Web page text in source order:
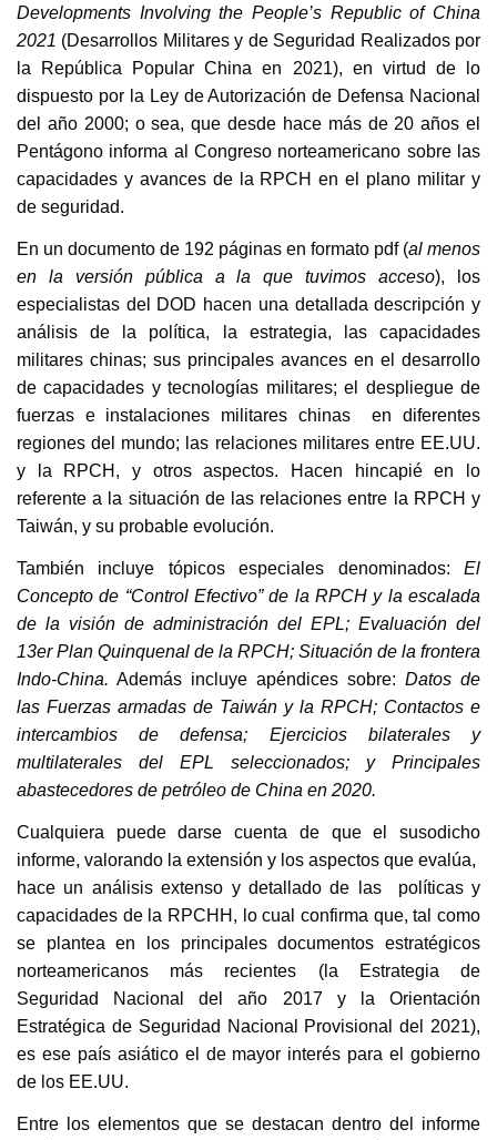
Developments Involving the People’s Republic of China
2021 (Desarrollos Militares y de Seguridad Realizados por
la República Popular China en 2021), en virtud de lo
dispuesto por la Ley de Autorización de Defensa Nacional
del año 2000; o sea, que desde hace más de 20 años el
Pentágono informa al Congreso norteamericano sobre las
capacidades y avances de la RPCH en el plano militar y
de seguridad.
En un documento de 192 páginas en formato pdf (al menos
en la versión pública a la que tuvimos acceso), los
especialistas del DOD hacen una detallada descripción y
análisis de la política, la estrategia, las capacidades
militares chinas; sus principales avances en el desarrollo
de capacidades y tecnologías militares; el despliegue de
fuerzas e instalaciones militares chinas en diferentes
regiones del mundo; las relaciones militares entre EE.UU.
y la RPCH, y otros aspectos. Hacen hincapié en lo
referente a la situación de las relaciones entre la RPCH y
Taiwán, y su probable evolución.
También incluye tópicos especiales denominados: El
Concepto de “Control Efectivo” de la RPCH y la escalada
de la visión de administración del EPL; Evaluación del
13er Plan Quinquenal de la RPCH; Situación de la frontera
Indo-China. Además incluye apéndices sobre: Datos de
las Fuerzas armadas de Taiwán y la RPCH; Contactos e
intercambios de defensa; Ejercicios bilaterales y
multilaterales del EPL seleccionados; y Principales
abastecedores de petróleo de China en 2020.
Cualquiera puede darse cuenta de que el susodicho
informe, valorando la extensión y los aspectos que evalúa,
hace un análisis extenso y detallado de las políticas y
capacidades de la RPCHH, lo cual confirma que, tal como
se plantea en los principales documentos estratégicos
norteamericanos más recientes (la Estrategia de
Seguridad Nacional del año 2017 y la Orientación
Estratégica de Seguridad Nacional Provisional del 2021),
es ese país asiático el de mayor interés para el gobierno
de los EE.UU.
Entre los elementos que se destacan dentro del informe